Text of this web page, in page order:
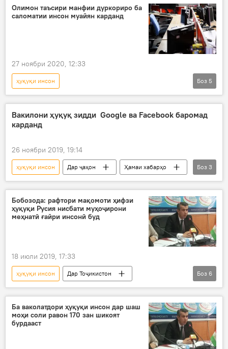
Ваколатдор оид ба ҳуқуқи инсон
гузориш
Олимон таъсири манфии дуркориро ба
саломатии инсон муайян карданд
27 ноябри 2020, 12:33
ҳуқуқи инсон
Коронавирус дар Русия ва ҷаҳон: охирин хабару гузоришҳо
Илм ва фанноварӣ
Дар ҷаҳон
Боз 5
Вакилони ҳуқуқ зидди Google ва Facebook баромад
карданд
26 ноябри 2019, 19:14
ҳуқуқи инсон Дар ҷаҳон
Ҳамаи хабарҳо
Амрико
шабакаи иҷтимоии Фейсбук
ҳуқуқ
Боз 3
Бобозода: рафтори мақомоти ҳифзи
ҳуқуқи Русия нисбати муҳоҷирони
меҳнатӣ ғайри инсонӣ буд
18 июли 2019, 17:33
ҳуқуқи инсон
Дар Тоҷикистон
Ҳамаи хабарҳо
Иҷтимоъ
Муҳоҷират
Мақомоти ҳифзи ҳуқуқ
бадрафтори
Дар Русия
Боз 6
Ба ваколатдори ҳуқуқи инсон дар шаш
моҳи соли равон 170 зан шикоят
бурдааст